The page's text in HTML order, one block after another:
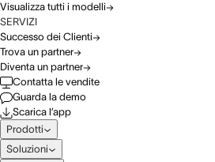
Visualizza tutti i modelli
SERVIZI
Successo dei Clienti
Trova un partner
Diventa un partner
Contatta le vendite
Guarda la demo
Scarica l’app
Prodotti
Soluzioni